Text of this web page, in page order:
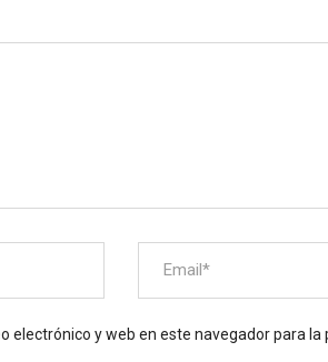
electrónico y web en este navegador para la